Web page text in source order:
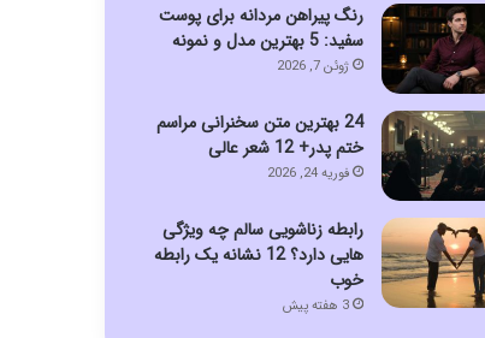
رنگ پیراهن مردانه برای پوست
سفید: 5 بهترین مدل و نمونه
ژوئن 7, 2026
24 بهترین متن سخنرانی مراسم
ختم پدر+ 12 شعر عالی
فوریه 24, 2026
رابطه زناشویی سالم چه ویژگی
هایی دارد؟ 12 نشانه یک رابطه
خوب
3 هفته پیش